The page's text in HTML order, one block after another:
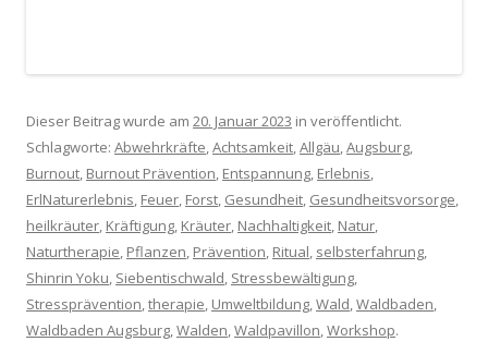
Dieser Beitrag wurde am 20. Januar 2023 in veröffentlicht.
Schlagworte: Abwehrkräfte,Achtsamkeit,Allgäu,Augsburg,
Burnout, Burnout Prävention, Entspannung, Erlebnis,
ErlNaturerlebnis, Feuer, Forst, Gesundheit, Gesundheitsvorsorge,
heilkräuter, Kräftigung, Kräuter, Nachhaltigkeit, Natur,
Naturtherapie, Pflanzen, Prävention, Ritual, selbsterfahrung,
Shinrin Yoku, Siebentischwald, Stressbewältigung,
Stressprävention,therapie, Umweltbildung,Wald,Waldbaden,
Waldbaden Augsburg,Walden,Waldpavillon,Workshop.